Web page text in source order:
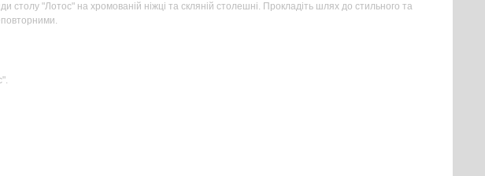
"Лотос" на хромованій ніжці та скляній столешні. Прокладіть шлях до стильного та